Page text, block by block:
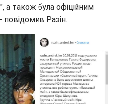
а також була офіційним
Разін.